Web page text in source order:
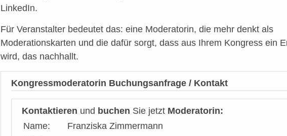
LinkedIn.
Für Veranstalter bedeutet das: eine Moderatorin, die mehr denkt als
Moderationskarten und die dafür sorgt, dass aus Ihrem Kongress ein
wird, das nachhallt.
Kongressmoderatorin Buchungsanfrage / Kontakt
Kontaktieren und buchen Sie jetzt Moderatorin:
Name:
Franziska Zimmermann